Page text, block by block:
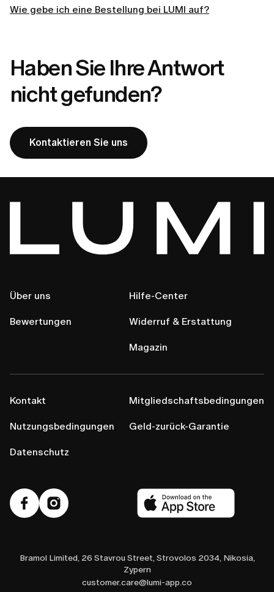
Wie gebe ich eine Bestellung bei LUMI auf?
Haben Sie Ihre Antwort
nicht gefunden?
Kontaktieren Sie uns
Über uns
Bewertungen
Hilfe-Center
Widerruf & Erstattung
Magazin
Kontakt
Nutzungsbedingungen
Datenschutz
Mitgliedschaftsbedingungen
Geld-zurück-Garantie
Bramol Limited, 26 Stavrou Street, Strovolos 2034, Nikosia,
Zypern
customer.care@lumi-app.co